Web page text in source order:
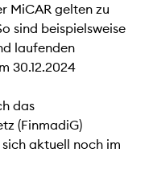
MiCAR gelten zu
sind beispielsweise
laufenden
30.12.2024
das
(FinmadiG)
aktuell noch im